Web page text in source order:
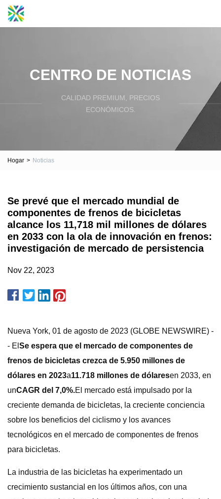
CENTRO DE NOTICIAS
CALIDAD PREMIUM, PRECIOS
ECONÓMICOS.
Hogar > Noticias
Se prevé que el mercado mundial de
componentes de frenos de bicicletas
alcance los 11,718 mil millones de dólares
en 2033 con la ola de innovación en frenos:
investigación de mercado de persistencia
Nov 22, 2023
Nueva York, 01 de agosto de 2023 (GLOBE NEWSWIRE) -
- El Se espera que el mercado de componentes de
frenos de bicicletas crezca de 5.950 millones de
dólares en 2023a11.718 millones de dólaresen 2033, en
unCAGR del 7,0%.El mercado está impulsado por la
creciente demanda de bicicletas, la creciente conciencia
sobre los beneficios del ciclismo y los avances
tecnológicos en el mercado de componentes de frenos
para bicicletas.
La industria de las bicicletas ha experimentado un
crecimiento sustancial en los últimos años, con una